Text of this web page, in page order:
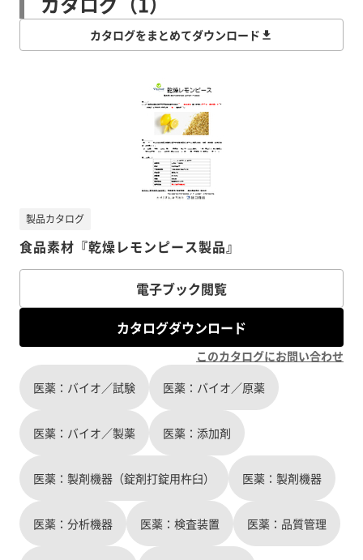
カタログをまとめてダウンロード
食品素材『乾燥レモンピース製品』
製品カタログ
電子ブック閲覧
カタログダウンロード
このカタログにお問い合わせ
医薬：バイオ／試験
医薬：バイオ／原薬
医薬：バイオ／製薬 医薬：添加剤
医薬：製剤機器（錠剤打錠用杵臼） 医薬：製剤機器
医薬：分析機器 医薬：検査装置 医薬：品質管理